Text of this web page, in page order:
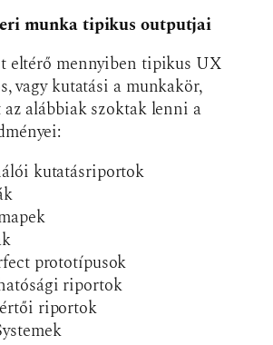
munka tipikus outputjai
eltérő mennyiben tipikus UX
vagy kutatási a munkakör,
alábbiak szoktak lenni a
kutatásriportok
prototípusok
riportok
riportok